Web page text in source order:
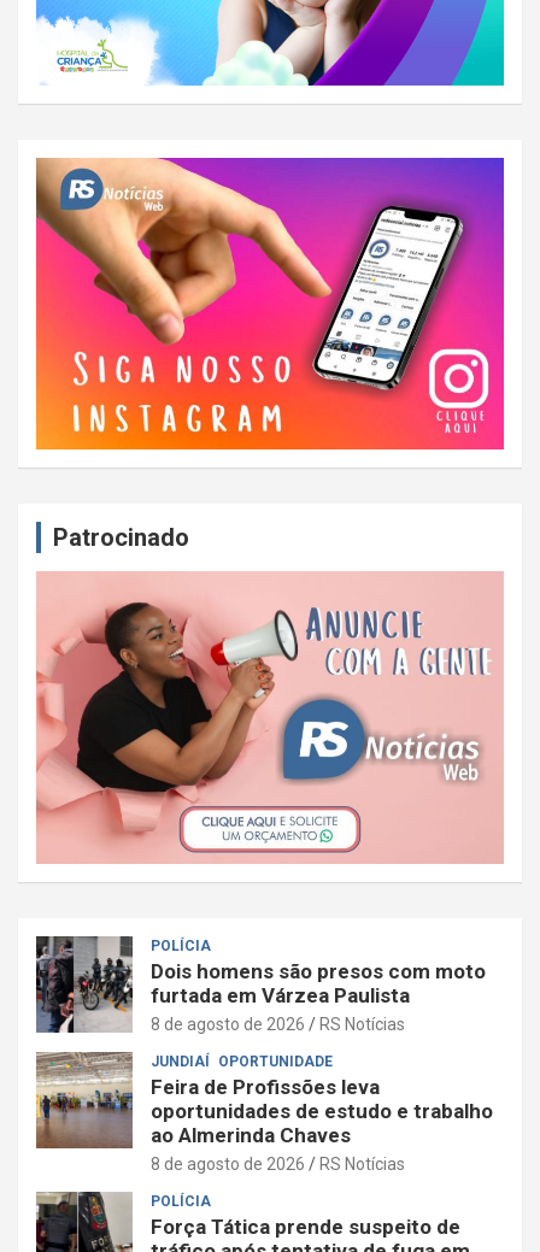
Patrocinado
POLÍCIA
Dois homens são presos com moto
furtada em Várzea Paulista
8 de agosto de 2026 RS Notícias
JUNDIAÍ OPORTUNIDADE
Feira de Profissões leva
oportunidades de estudo e trabalho
ao Almerinda Chaves
8 de agosto de 2026 RS Notícias
POLÍCIA
Força Tática prende suspeito de